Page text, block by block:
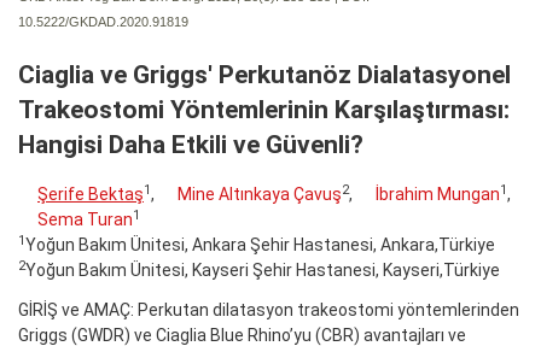
10.5222/GKDAD.2020.91819
Ciaglia ve Griggs' Perkutanöz Dialatasyonel
Trakeostomi Yöntemlerinin Karşılaştırması:
Hangisi Daha Etkili ve Güvenli?
Şerife Bektaş1, Mine Altınkaya Çavuş2, İbrahim Mungan1,
Sema Turan1
1Yoğun Bakım Ünitesi, Ankara Şehir Hastanesi, Ankara,Türkiye
2Yoğun Bakım Ünitesi, Kayseri Şehir Hastanesi, Kayseri,Türkiye
GİRİŞ ve AMAÇ: Perkutan dilatasyon trakeostomi yöntemlerinden
Griggs (GWDR) ve Ciaglia Blue Rhino’yu (CBR) avantajları ve